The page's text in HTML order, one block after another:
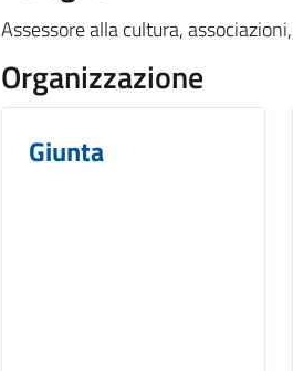
Assessore alla cultura,
Organizzazione
Giunta